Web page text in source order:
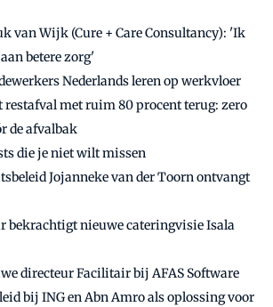
van Wijk (Cure + Care Consultancy): 'Ik
betere zorg'
Nederlands leren op werkvloer
restafval met ruim 80 procent terug: zero
de afvalbak
die je niet wilt missen
Jojanneke van der Toorn ontvangt
bekrachtigt nieuwe cateringvisie Isala
directeur Facilitair bij AFAS Software
bij ING en Abn Amro als oplossing voor